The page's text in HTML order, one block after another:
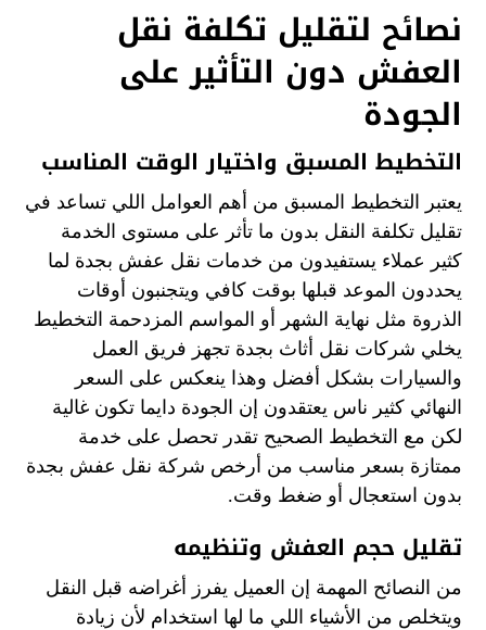
نصائح لتقليل تكلفة نقل
العفش دون التأثير على
الجودة
التخطيط المسبق واختيار الوقت المناسب
يعتبر التخطيط المسبق من أهم العوامل اللي تساعد في
تقليل تكلفة النقل بدون ما تأثر على مستوى الخدمة
كثير عملاء يستفيدون من خدمات نقل عفش بجدة لما
يحددون الموعد قبلها بوقت كافي ويتجنبون أوقات
الذروة مثل نهاية الشهر أو المواسم المزدحمة التخطيط
يخلي شركات نقل أثاث بجدة تجهز فريق العمل
والسيارات بشكل أفضل وهذا ينعكس على السعر
النهائي كثير ناس يعتقدون إن الجودة دايما تكون غالية
لكن مع التخطيط الصحيح تقدر تحصل على خدمة
ممتازة بسعر مناسب من أرخص شركة نقل عفش بجدة
بدون استعجال أو ضغط وقت.
تقليل حجم العفش وتنظيمه
من النصائح المهمة إن العميل يفرز أغراضه قبل النقل
ويتخلص من الأشياء اللي ما لها استخدام لأن زيادة